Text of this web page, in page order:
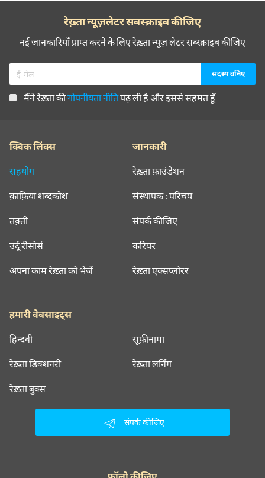
रेख़्ता न्यूज़लेटर सबस्क्राइब कीजिए
नई जानकारियाँ प्राप्त करने के लिए रेख़्ता न्यूज़ लेटर सब्स्क्राइब कीजिए
मैंने रेख़्ता कीगोपनीयता नीतिपढ़ ली है और इससे सहमत हूँ
क्विक लिंक्स
सहयोग
क़ाफ़िया शब्दकोश
तक़्ती
उर्दू रीसोर्स
अपना काम रेख़्ता को भेजें
जानकारी
रेख़्ता फ़ाउंडेशन
संस्थापक : परिचय
संपर्क कीजिए
करियर
रेख़्ता एक्सप्लोरर
हमारी वेबसाइट्स
हिन्दवी सूफ़ीनामा
रेख़्ता डिक्शनरी रेख़्ता लर्निंग
रेख़्ता बुक्स
संपर्क कीजिए